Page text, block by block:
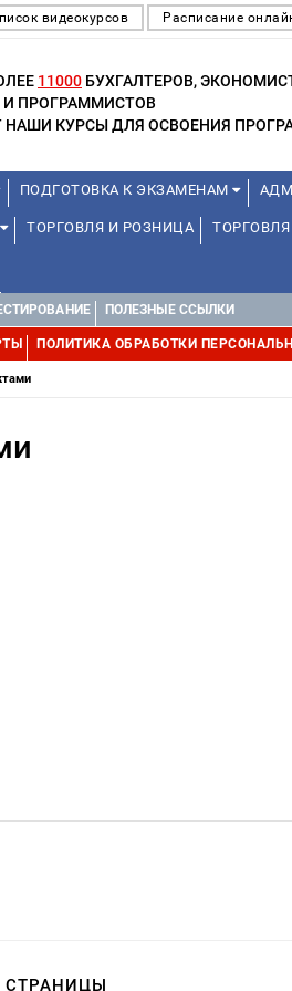
видеокурсов Расписание
11000 БУХГАЛТЕРОВ,
ПРОГРАММИСТОВ
КУРСЫ ДЛЯ ОСВОЕНИЯ
ПОДГОТОВКА К ЭКЗАМЕНАМ
ТОРГОВЛЯ И РОЗНИЦА
КУРСЫ ДЛЯ ПРЕПОДАВАТЕЛЕЙ
МИНИ-КУРСЫ (ПРОФЕССИОНАЛЬНЫЕ
ПОЛЕЗНЫЕ ССЫЛКИ
ПОЛИТИКА ОБРАБОТКИ
СТРАНИЦЫ